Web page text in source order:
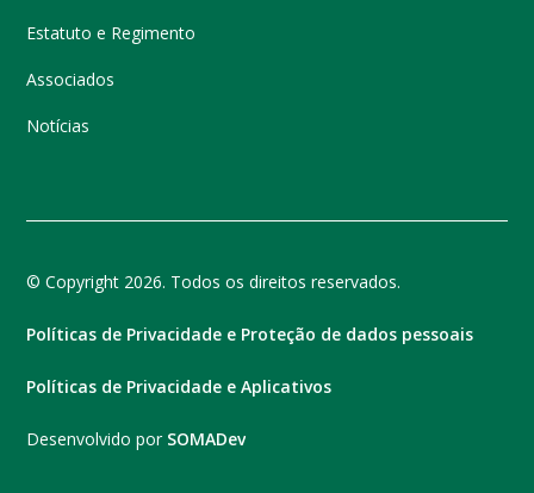
Estatuto e Regimento
Associados
Notícias
© Copyright 2026. Todos os direitos reservados.
Políticas de Privacidade e Proteção de dados pessoais
Políticas de Privacidade e Aplicativos
Desenvolvido por SOMADev